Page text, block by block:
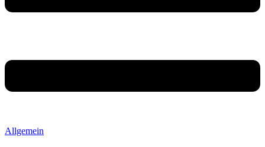
Allgemein